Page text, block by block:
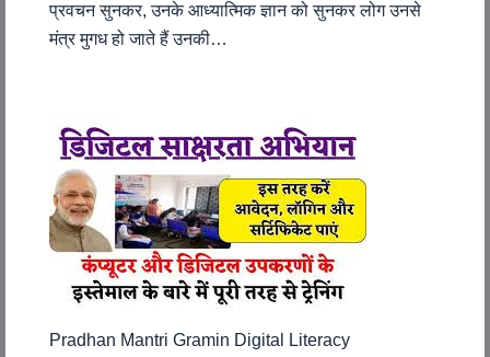
प्रवचन सुनकर, उनके आध्यात्मिक ज्ञान को सुनकर लोग उनसे
मंत्र मुगध हो जाते हैं उनकी…
Pradhan Mantri Gramin Digital Literacy